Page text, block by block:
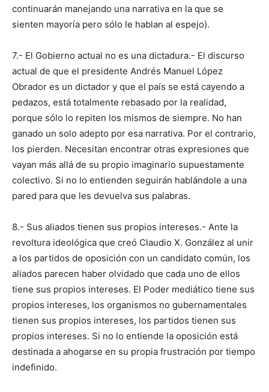
continuarán manejando una narrativa en la que se
sienten mayoría pero sólo le hablan al espejo).
7.- El Gobierno actual no es una dictadura.- El discurso
actual de que el presidente Andrés Manuel López
Obrador es un dictador y que el país se está cayendo a
pedazos, está totalmente rebasado por la realidad,
porque sólo lo repiten los mismos de siempre. No han
ganado un solo adepto por esa narrativa. Por el contrario,
los pierden. Necesitan encontrar otras expresiones que
vayan más allá de su propio imaginario supuestamente
colectivo. Si no lo entienden seguirán hablándole a una
pared para que les devuelva sus palabras.
8.- Sus aliados tienen sus propios intereses.- Ante la
revoltura ideológica que creó Claudio X. González al unir
a los partidos de oposición con un candidato común, los
aliados parecen haber olvidado que cada uno de ellos
tiene sus propios intereses. El Poder mediático tiene sus
propios intereses, los organismos no gubernamentales
tienen sus propios intereses, los partidos tienen sus
propios intereses. Si no lo entiende la oposición está
destinada a ahogarse en su propia frustración por tiempo
indefinido.